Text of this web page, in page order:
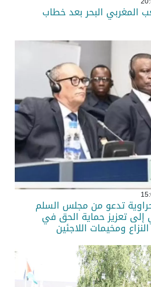
المغربي البحر بعد خطاب
تدعو من مجلس السلم
إلى تعزيز حماية الحق في
ومخيمات اللاجئين